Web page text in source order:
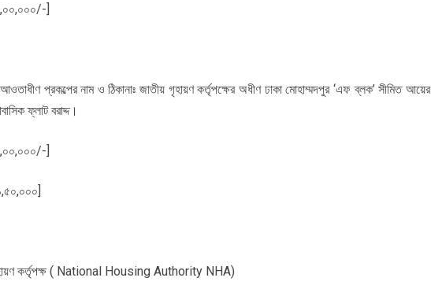
]
প্রকল্পের নাম ও ঠিকানাঃ জাতীয় গৃহায়ণ কর্তৃপক্ষের অধীণ ঢাকা মোহাম্মদপুর ‘এফ ব্লক’ সীমিত আয়ের
ফ্লাট বরাদ্দ।
]
কর্তৃপক্ষ ( National Housing Authority NHA)